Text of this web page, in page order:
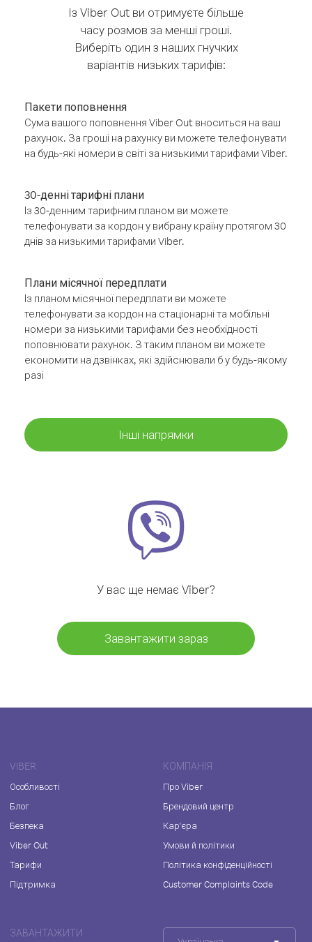
Із Viber Out ви отримуєте більше
часу розмов за менші гроші.
Виберіть один з наших гнучких
варіантів низьких тарифів:
Пакети поповнення
Сума вашого поповнення Viber Out вноситься на ваш
рахунок. За гроші на рахунку ви можете телефонувати
на будь-які номери в світі за низькими тарифами Viber.
30-денні тарифні плани
Із 30-денним тарифним планом ви можете
телефонувати за кордон у вибрану країну протягом 30
днів за низькими тарифами Viber.
Плани місячної передплати
Із планом місячної передплати ви можете
телефонувати за кордон на стаціонарні та мобільні
номери за низькими тарифами без необхідності
поповнювати рахунок. З таким планом ви можете
економити на дзвінках, які здійснювали б у будь-якому
разі
Інші напрямки
У вас ще немає Viber?
Завантажити зараз
VIBER
Особливості
Блог
Безпека
Viber Out
Тарифи
Підтримка
КОМПАНІЯ
Про Viber
Брендовий центр
Кар'єра
Умови й політики
Політика конфіденційності
Customer Complaints Code
ЗАВАНТАЖИТИ